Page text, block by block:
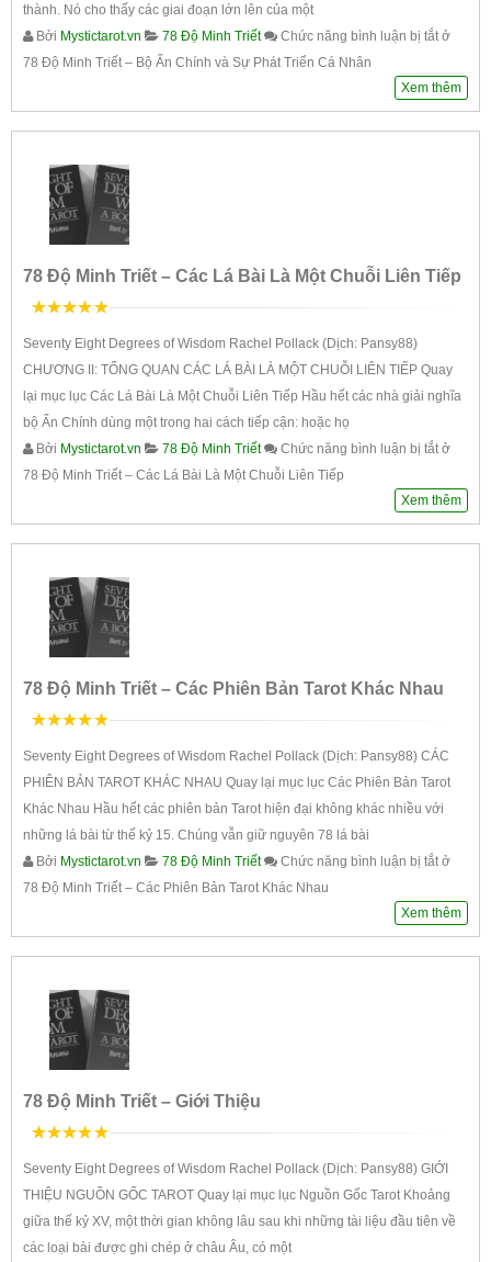
thành. Nó cho thấy các giai đoạn lớn lên của một
Bởi Mystictarot.vn 78 Độ Minh Triết Chức năng bình luận bị tắtở
78 Độ Minh Triết – Bộ Ẩn Chính và Sự Phát Triển Cá Nhân
Xem thêm
78 Độ Minh Triết – Các Lá Bài Là Một Chuỗi Liên Tiếp
Seventy Eight Degrees of Wisdom Rachel Pollack (Dịch: Pansy88)
CHƯƠNG II: TỔNG QUAN CÁC LÁ BÀI LÀ MỘT CHUỖI LIÊN TIẾP Quay
lại mục lục Các Lá Bài Là Một Chuỗi Liên Tiếp Hầu hết các nhà giải nghĩa
bộ Ẩn Chính dùng một trong hai cách tiếp cận: hoặc họ
Bởi Mystictarot.vn 78 Độ Minh Triết Chức năng bình luận bị tắtở
78 Độ Minh Triết – Các Lá Bài Là Một Chuỗi Liên Tiếp
Xem thêm
78 Độ Minh Triết – Các Phiên Bản Tarot Khác Nhau
Seventy Eight Degrees of Wisdom Rachel Pollack (Dịch: Pansy88) CÁC
PHIÊN BẢN TAROT KHÁC NHAU Quay lại mục lục Các Phiên Bản Tarot
Khác Nhau Hầu hết các phiên bản Tarot hiện đại không khác nhiều với
những lá bài từ thế kỷ 15. Chúng vẫn giữ nguyên 78 lá bài
Bởi Mystictarot.vn 78 Độ Minh Triết Chức năng bình luận bị tắtở
78 Độ Minh Triết – Các Phiên Bản Tarot Khác Nhau
Xem thêm
78 Độ Minh Triết – Giới Thiệu
Seventy Eight Degrees of Wisdom Rachel Pollack (Dịch: Pansy88) GIỚI
THIỆU NGUỒN GỐC TAROT Quay lại mục lục Nguồn Gốc Tarot Khoảng
giữa thế kỷ XV, một thời gian không lâu sau khi những tài liệu đầu tiên về
các loại bài được ghi chép ở châu Âu, có một